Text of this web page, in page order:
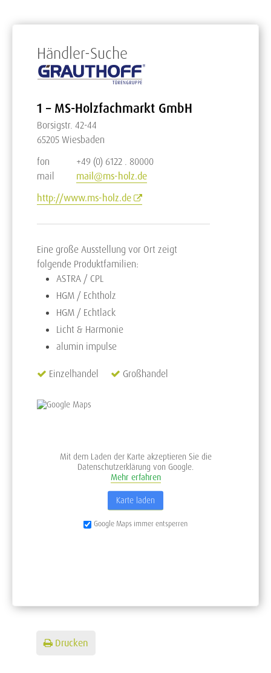
Händler-Suche
1 – MS-Holzfachmarkt GmbH
Borsigstr. 42-44
65205 Wiesbaden
fon
+49 (0) 6122 . 80000
mail
mail@ms-holz.de
http://www.ms-holz.de
Eine große Ausstellung vor Ort zeigt
folgende Produktfamilien:
ASTRA / CPL
HGM / Echtholz
HGM / Echtlack
Licht & Harmonie
alumin impulse
Einzelhandel Großhandel
Mit dem Laden der Karte akzeptieren Sie die
Datenschutzerklärung von Google.
Mehr erfahren
Karte laden
Google Maps immer entsperren
Drucken